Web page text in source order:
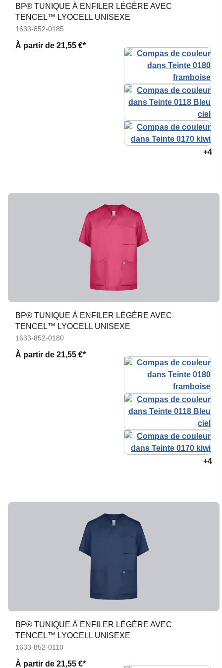
BP® TUNIQUE À ENFILER LÉGÈRE AVEC
TENCEL™ LYOCELL UNISEXE
1633-852-0185
À partir de 21,55 €*
+4
BP® TUNIQUE À ENFILER LÉGÈRE AVEC
TENCEL™ LYOCELL UNISEXE
1633-852-0180
À partir de 21,55 €*
+4
BP® TUNIQUE À ENFILER LÉGÈRE AVEC
TENCEL™ LYOCELL UNISEXE
1633-852-0110
À partir de 21,55 €*